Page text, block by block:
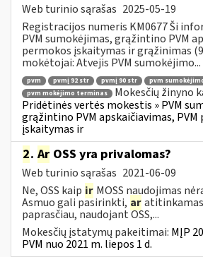
Web turinio sąrašas 2025-05-19
Registracijos numeris KM0677 Ši
PVM sumokėjimas, grąžintino PVM
permokos įskaitymas ir grąžinimas
mokėtojai: Atvejis PVM sumokėjimo...
pvm pvmį 92 str pvmį 90 str
pvm
pvm mokėjimo terminas
Mokesčių žinyno
Pridėtinės vertės mokestis » PVM
grąžintino PVM apskaičiavimas, PVM
įskaitymas ir
2. Ar OSS yra privalomas?
Web turinio sąrašas 2021-06-09
Ne, OSS kaip ir MOSS naudojimas
Asmuo gali pasirinkti, ar
paprasčiau, naudojant OSS,...
Mokesčių įstatymų pakeitimai: MĮP
PVM nuo 2021 m. liepos 1 d.